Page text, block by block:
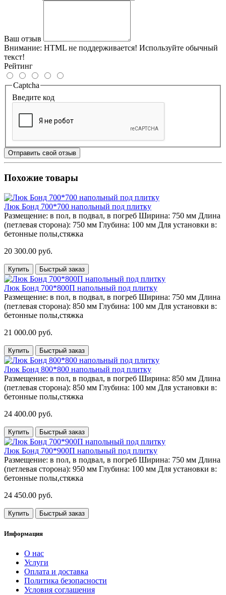
Ваш отзыв
Внимание: HTML не поддерживается! Используйте обычный
текст!
Рейтинг
Captcha
Введите код
Отправить свой отзыв
Похожие товары
Люк Бонд 700*700 напольный под плитку
Размещение: в пол, в подвал, в погреб Ширина: 750 мм Длина
(петлевая сторона): 750 мм Глубина: 100 мм Для установки в:
бетонные полы,стяжка
20 300.00 руб.
Купить Быстрый заказ
Люк Бонд 700*800П напольный под плитку
Размещение: в пол, в подвал, в погреб Ширина: 750 мм Длина
(петлевая сторона): 850 мм Глубина: 100 мм Для установки в:
бетонные полы,стяжка
21 000.00 руб.
Купить Быстрый заказ
Люк Бонд 800*800 напольный под плитку
Размещение: в пол, в подвал, в погреб Ширина: 850 мм Длина
(петлевая сторона): 850 мм Глубина: 100 мм Для установки в:
бетонные полы,стяжка
24 400.00 руб.
Купить Быстрый заказ
Люк Бонд 700*900П напольный под плитку
Размещение: в пол, в подвал, в погреб Ширина: 750 мм Длина
(петлевая сторона): 950 мм Глубина: 100 мм Для установки в:
бетонные полы,стяжка
24 450.00 руб.
Купить Быстрый заказ
Информация
О нас
Услуги
Оплата и доставка
Политика безопасности
Условия соглашения